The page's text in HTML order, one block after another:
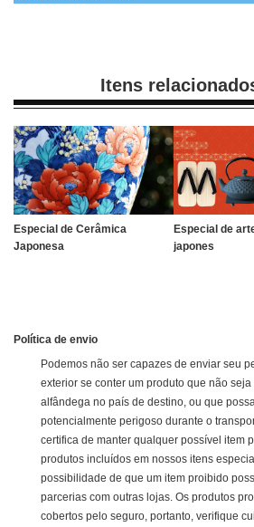
Itens
Especial de Cerâmica
Japonesa
Especial de
japones
Política de envio
Podemos não ser capazes de enviar seu
exterior se conter um produto que não
alfândega no país de destino, ou que
potencialmente perigoso durante o
certifica de manter qualquer possível item
produtos incluídos em nossos itens
possibilidade de que um item proibido
parcerias com outras lojas. Os produtos
cobertos pelo seguro, portanto, verifique